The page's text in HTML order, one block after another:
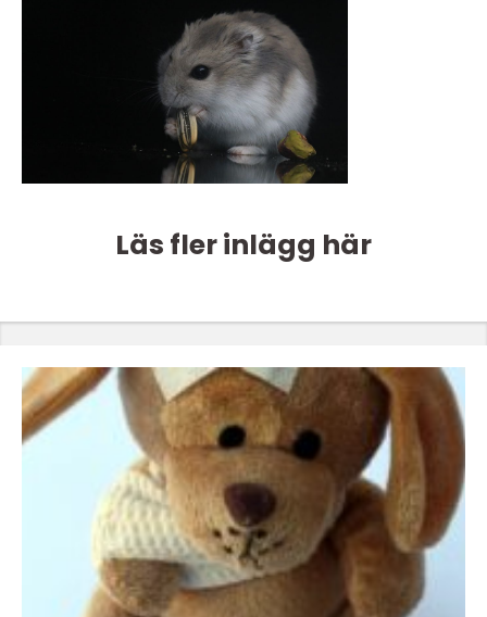
Läs fler inlägg här